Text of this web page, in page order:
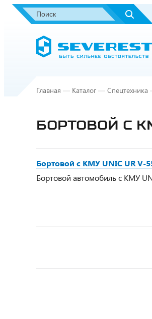
Главная — Каталог — Спецтехника
БОРТОВОЙ С
Бортовой с КМУ UNIC UR V-
Бортовой автомобиль с КМУ